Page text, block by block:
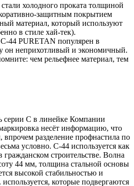
холодного проката толщиной
защитным покрытием
материал, который используют
в стиле хай-тек).
44 PURETAN популярен в
он неприхотливый и экономичный.
чем рельефнее материал, тем
С в линейке Компании
несёт информацию, что
впрочем разделение профнастила по
условно. С-44 используется как
строительстве. Волна
44 мм, толщина стальной основы
высокой стабильностью и
которые подвергаются